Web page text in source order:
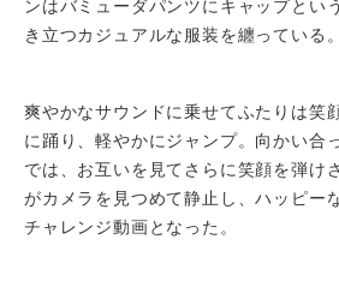
ンはバミューダパンツにキャップとい
き立つカジュアルな服装を纏っている。
爽やかなサウンドに乗せてふたりは笑
に踊り、軽やかにジャンプ。向かい合
では、お互いを見てさらに笑顔を弾け
がカメラを見つめて静止し、ハッピー
チャレンジ動画となった。